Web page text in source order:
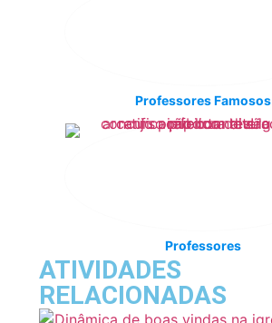
Professores Famosos
Professores
ATIVIDADES
RELACIONADAS